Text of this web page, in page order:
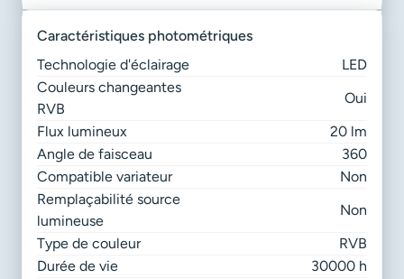
caractéristiques photométriques
Technologie d'éclairage
LED
Couleurs changeantes
RVB
Oui
Flux lumineux
20 lm
Angle de faisceau
360
Compatible variateur
Non
Remplaçabilité source
lumineuse
Non
Type de couleur
RVB
Durée de vie
30000 h